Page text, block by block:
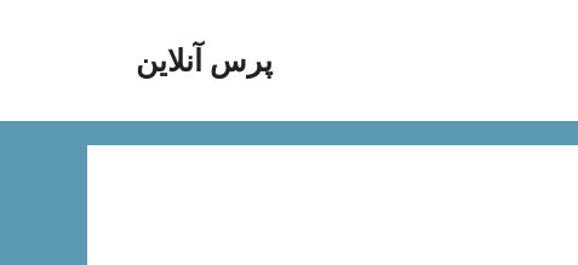
پرس آنلاین